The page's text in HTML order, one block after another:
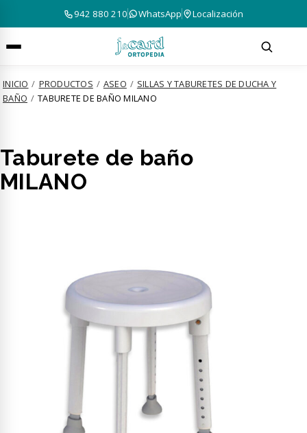
942 880 210 WhatsApp Localización
INICIO / PRODUCTOS / ASEO / SILLAS Y TABURETES DE DUCHA Y
BAÑO / TABURETE DE BAÑO MILANO
Taburete de baño
MILANO